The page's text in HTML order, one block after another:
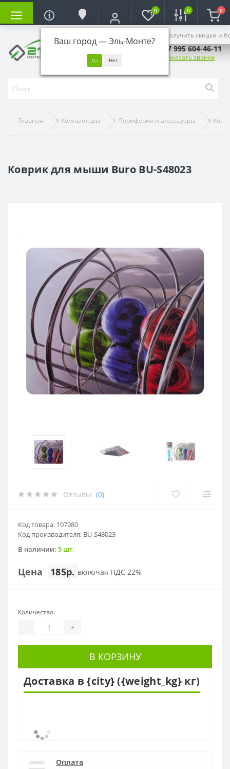
Ваш город —Эль-Монте?
Войдите, чтобы получить скидки и
0 0 0
+7 995 604-46-11
Заказать звонок
Главная Компьютеры Периферия и аксессуары
Коврик для мыши Buro BU-S48023
Отзывы: (0)
Код товара: 107980
Код производителя: BU-S48023
В наличии: 5 шт.
Цена 185р. включая НДС 22%
Количество:
- +
В КОРЗИНУ
Доставка в {city} ({weight_kg} кг)
Оплата